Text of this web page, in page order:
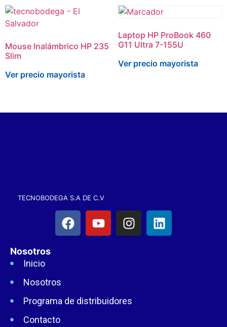
Mouse Inalámbrico HP 235
Slim
Ver precio mayorista
Laptop HP ProBook 460
G11 Ultra 7-155U
Ver precio mayorista
TECNOBODEGA S.A DE C.V
Nosotros
Inicio
Nosotros
Programa de distribuidores
Contacto